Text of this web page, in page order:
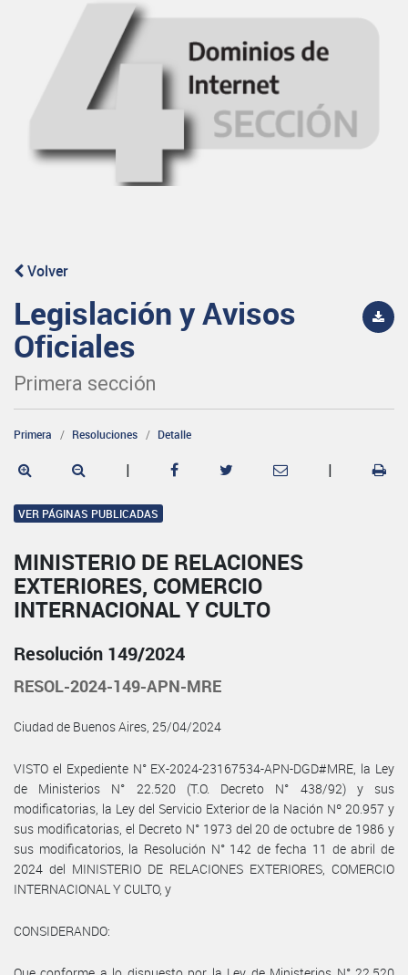
Volver
Legislación y Avisos
Oficiales
Primera sección
Primera Resoluciones Detalle
| |
VER PÁGINAS PUBLICADAS
MINISTERIO DE RELACIONES
EXTERIORES, COMERCIO
INTERNACIONAL Y CULTO
Resolución 149/2024
RESOL-2024-149-APN-MRE
Ciudad de Buenos Aires, 25/04/2024
VISTO el Expediente N° EX-2024-23167534-APN-DGD#MRE, la Ley
de Ministerios N° 22.520 (T.O. Decreto N° 438/92) y sus
modificatorias, la Ley del Servicio Exterior de la Nación Nº 20.957 y
sus modificatorias, el Decreto N° 1973 del 20 de octubre de 1986 y
sus modificatorios, la Resolución N° 142 de fecha 11 de abril de
2024 del MINISTERIO DE RELACIONES EXTERIORES, COMERCIO
INTERNACIONAL Y CULTO, y
CONSIDERANDO: